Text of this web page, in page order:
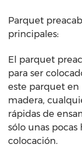
Parquet
principales:
El parquet
para ser
este parquet en
madera,
rápidas de
sólo unas pocas
colocación.